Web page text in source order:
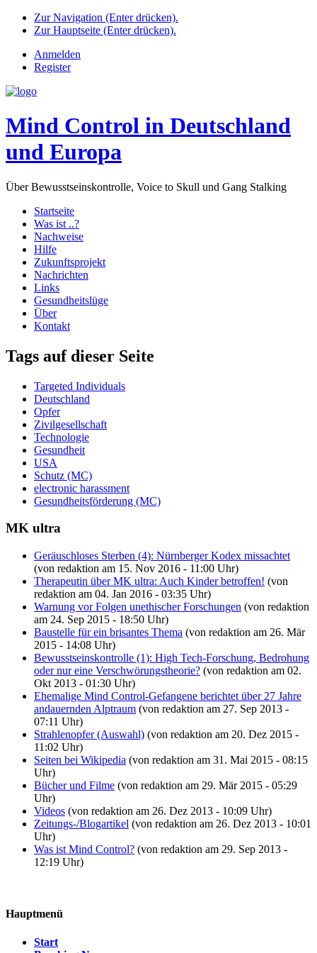
Zur Navigation (Enter drücken).
Zur Hauptseite (Enter drücken).
Anmelden
Register
Mind Control in Deutschland
und Europa
Über Bewusstseinskontrolle, Voice to Skull und Gang Stalking
Startseite
Was ist ..?
Nachweise
Hilfe
Zukunftsprojekt
Nachrichten
Links
Gesundheitslüge
Über
Kontakt
Tags auf dieser Seite
Targeted Individuals
Deutschland
Opfer
Zivilgesellschaft
Technologie
Gesundheit
USA
Schutz (MC)
electronic harassment
Gesundheitsförderung (MC)
MK ultra
Geräuschloses Sterben (4): Nürnberger Kodex missachtet
(von redaktion am 15. Nov 2016 - 11:00 Uhr)
Therapeutin über MK ultra: Auch Kinder betroffen! (von
redaktion am 04. Jan 2016 - 03:35 Uhr)
Warnung vor Folgen unethischer Forschungen (von redaktion
am 24. Sep 2015 - 18:50 Uhr)
Baustelle für ein brisantes Thema (von redaktion am 26. Mär
2015 - 14:08 Uhr)
Bewusstseinskontrolle (1): High Tech-Forschung, Bedrohung
oder nur eine Verschwörungstheorie? (von redaktion am 02.
Okt 2013 - 01:30 Uhr)
Ehemalige Mind Control-Gefangene berichtet über 27 Jahre
andauernden Alptraum (von redaktion am 27. Sep 2013 -
07:11 Uhr)
Strahlenopfer (Auswahl) (von redaktion am 20. Dez 2015 -
11:02 Uhr)
Seiten bei Wikipedia (von redaktion am 31. Mai 2015 - 08:15
Uhr)
Bücher und Filme (von redaktion am 29. Mär 2015 - 05:29
Uhr)
Videos (von redaktion am 26. Dez 2013 - 10:09 Uhr)
Zeitungs-/Blogartikel (von redaktion am 26. Dez 2013 - 10:01
Uhr)
Was ist Mind Control? (von redaktion am 29. Sep 2013 -
12:19 Uhr)
Hauptmenü
Start